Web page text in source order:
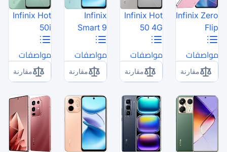
Infinix
Smart 9
مواصفات
مقارنة
Infinix Hot
50i
مواصفات
مقارنة